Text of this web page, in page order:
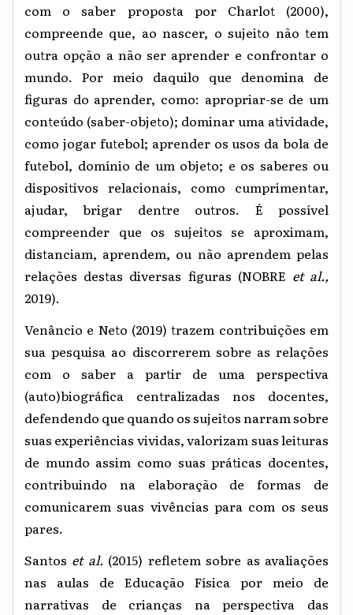
com o saber proposta por Charlot (2000),
compreende que, ao nascer, o sujeito não tem
outra opção a não ser aprender e confrontar o
mundo. Por meio daquilo que denomina de
figuras do aprender, como: apropriar-se de um
conteúdo (saber-objeto); dominar uma atividade,
como jogar futebol; aprender os usos da bola de
futebol, domínio de um objeto; e os saberes ou
dispositivos relacionais, como cumprimentar,
ajudar, brigar dentre outros. É possível
compreender que os sujeitos se aproximam,
distanciam, aprendem, ou não aprendem pelas
relações destas diversas figuras (NOBRE et al.,
2019).
Venâncio e Neto (2019) trazem contribuições em
sua pesquisa ao discorrerem sobre as relações
com o saber a partir de uma perspectiva
(auto)biográfica centralizadas nos docentes,
defendendo que quando os sujeitos narram sobre
suas experiências vividas, valorizam suas leituras
de mundo assim como suas práticas docentes,
contribuindo na elaboração de formas de
comunicarem suas vivências para com os seus
pares.
Santos et al. (2015) refletem sobre as avaliações
nas aulas de Educação Física por meio de
narrativas de crianças na perspectiva das